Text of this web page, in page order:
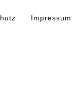
Impressum